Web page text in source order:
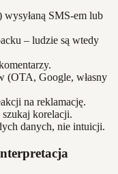
SMS-em lub
– ludzie są wtedy
(OTA, Google, własny
na reklamację.
korelacji.
danych, nie intuicji.